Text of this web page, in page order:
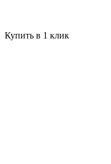
Купить в 1 клик